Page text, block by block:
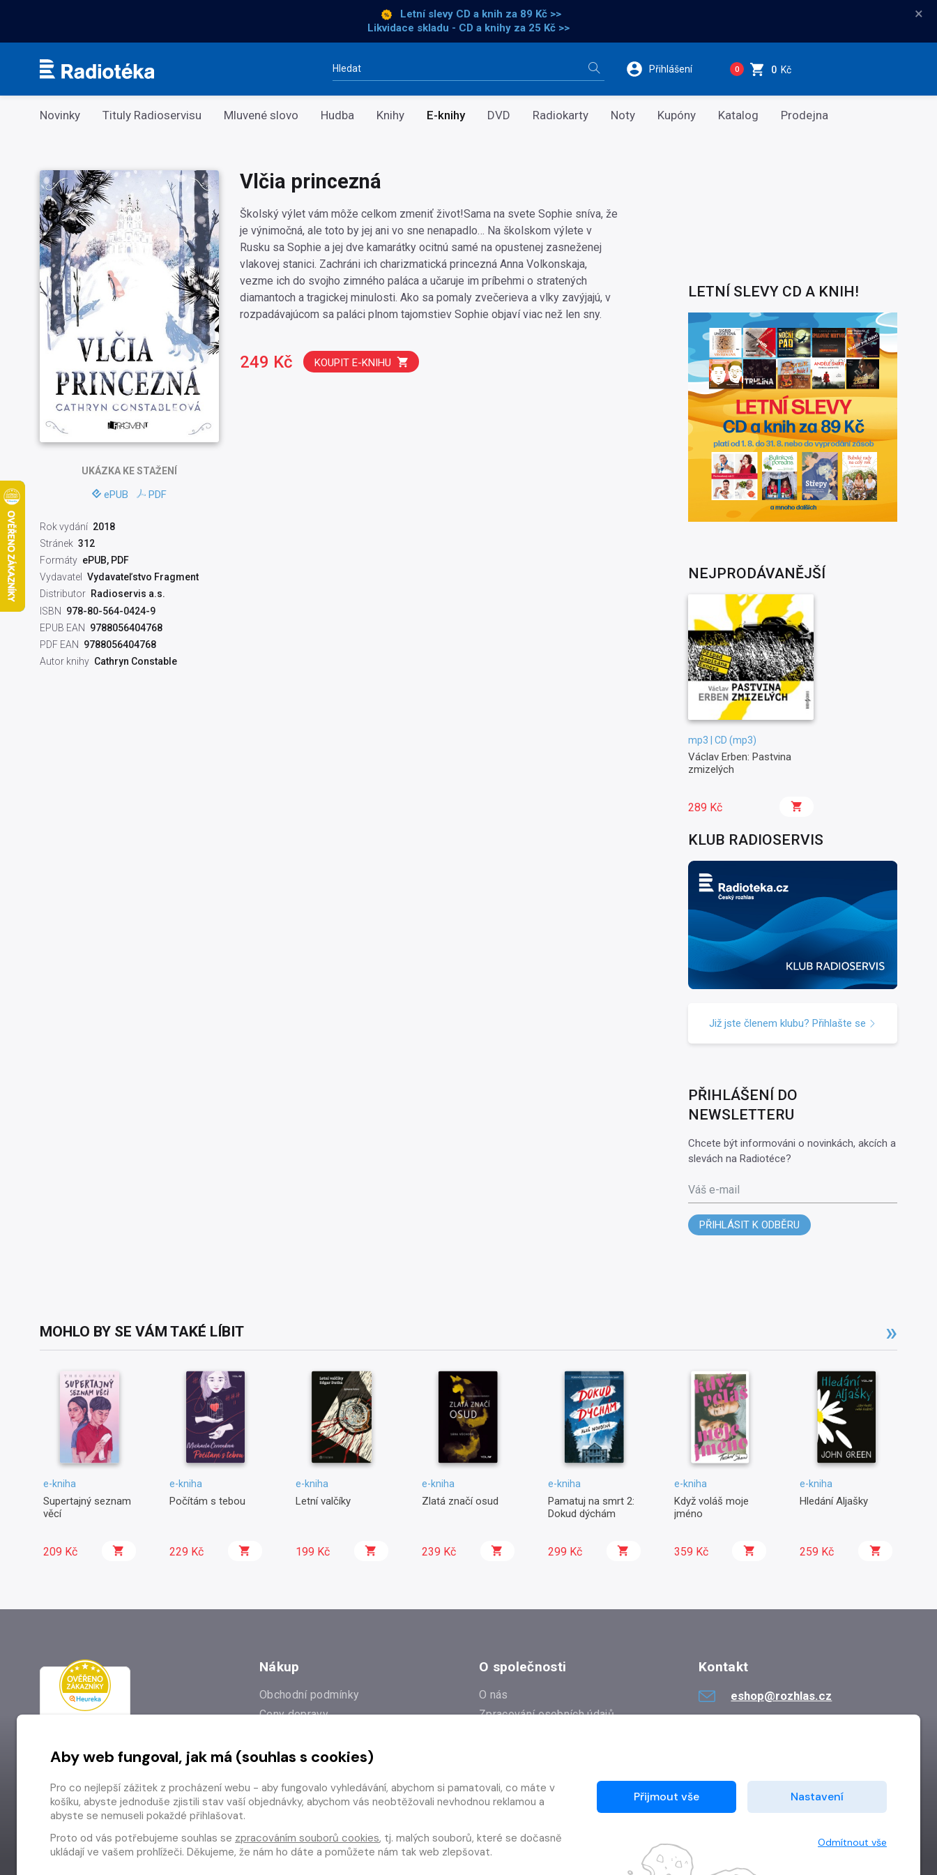
Letní slevy CD a knih za 89 Kč >>
Likvidace skladu - CD a knihy za 25 Kč >>
×
Vyhledávání Přihlášení 0 0 Kč
Kategorie
Novinky Tituly Radioservisu Mluvené slovo Hudba Knihy E-knihy DVD Radiokarty Noty Kupóny Katalog Prodejna
UKÁZKAKE STAŽENÍ
ePUB PDF
Rok vydání 2018
Stránek 312
Formáty ePUB, PDF
Vydavatel
Vydavateľstvo Fragment
Distributor Radioservis a.s.
ISBN
978-80-564-0424-9
EPUB EAN
9788056404768
PDF EAN
9788056404768
Autor knihy Cathryn Constable
Vlčia princezná
Školský výlet vám môže celkom zmeniť život!Sama na svete Sophie sníva, že
je výnimočná, ale toto by jej ani vo sne nenapadlo… Na školskom výlete v
Rusku sa Sophie a jej dve kamarátky ocitnú samé na opustenej zasneženej
vlakovej stanici. Zachráni ich charizmatická princezná Anna Volkonskaja,
vezme ich do svojho zimného paláca a učaruje im príbehmi o stratených
diamantoch a tragickej minulosti. Ako sa pomaly zvečerieva a vlky zavýjajú, v
rozpadávajúcom sa paláci plnom tajomstiev Sophie objaví viac než len sny.
249 Kč KOUPIT E-KNIHU
LETNÍ SLEVY CD A KNIH!
NEJPRODÁVANĚJŠÍ
mp3 | CD (mp3)
Václav Erben: Pastvina
zmizelých
289 Kč
KLUB RADIOSERVIS
Již jste členem klubu? Přihlašte se
PŘIHLÁŠENÍ DO
NEWSLETTERU
Chcete být informováni o novinkách, akcích a
slevách na Radiotéce?
Váš e-mail
PŘIHLÁSIT K ODBĚRU
MOHLO BY SE VÁM TAKÉ LÍBIT
e-kniha
Supertajný seznam
věcí
209 Kč
e-kniha
Počítám s tebou
229 Kč
e-kniha
Letní valčíky
199 Kč
e-kniha
Zlatá značí osud
239 Kč
e-kniha
Pamatuj na smrt 2:
Dokud dýchám
299 Kč
e-kniha
Když voláš moje
jméno
359 Kč
e-kniha
Hledání Aljašky
259 Kč
Nákup
Obchodní podmínky
Ceny dopravy
Prodejna
Odstoupení od smlouvy
O společnosti
O nás
Zpracování osobních údajů
Kontakt
eshop@rozhlas.cz
Aby web fungoval, jak má (souhlas s cookies)
Pro co nejlepší zážitek z procházení webu - aby fungovalo vyhledávání, abychom si pamatovali, co máte v
košíku, abyste jednoduše zjistili stav vaší objednávky, abychom vás neobtěžovali nevhodnou reklamou a
abyste se nemuseli pokaždé přihlašovat.
Proto od vás potřebujeme souhlas se zpracováním souborů cookies, tj. malých souborů, které se dočasně
ukládají ve vašem prohlížeči. Děkujeme, že nám ho dáte a pomůžete nám tak web zlepšovat.
Přijmout vše Nastavení
Odmítnout vše